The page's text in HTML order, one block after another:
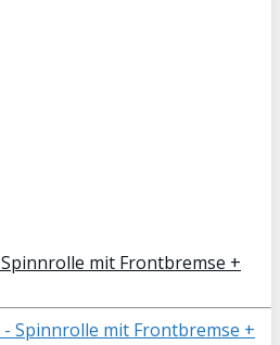
Spinnrolle mit Frontbremse +